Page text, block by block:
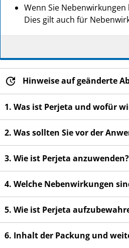
Wenn Sie
Dies gilt auch für
Hinweise auf geänderte
1. Was ist Perjeta und wofür
2. Was sollten Sie vor der
3. Wie ist Perjeta anzuwenden?
4. Welche Nebenwirkungen
5. Wie ist Perjeta
6. Inhalt der Packung und